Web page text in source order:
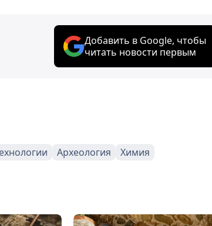
Добавить в Google, чтобы
читать новости первым
Археология
Химия